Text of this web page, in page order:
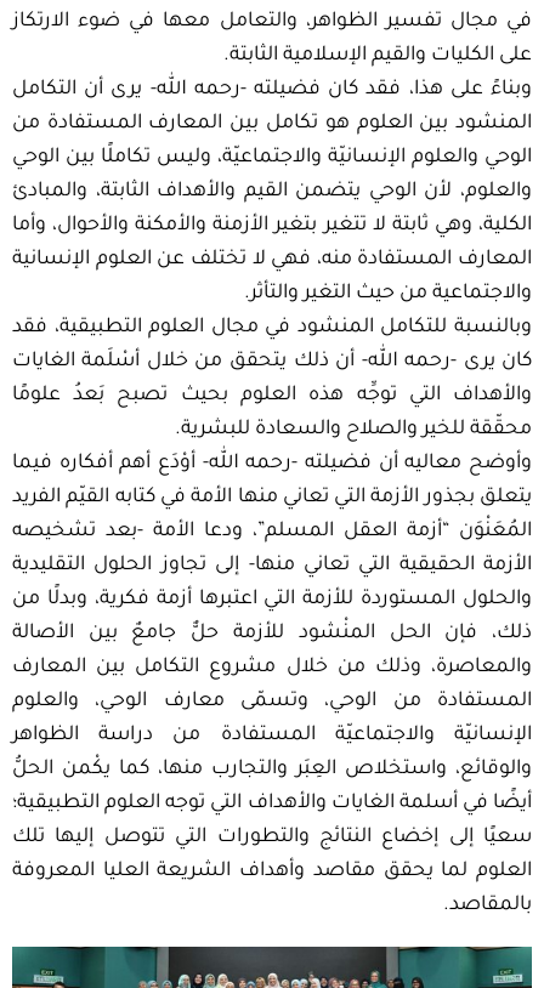
في مجال تفسير الظواهر، والتعامل معها في ضوء الارتكاز
على الكليات والقيم الإسلامية الثابتة.
وبناءً على هذا، فقد كان فضيلته -رحمه الله- يرى أن التكامل
المنشود بين العلوم هو تكامل بين المعارف المستفادة من
الوحي والعلوم الإنسانيّة والاجتماعيّة، وليس تكاملًا بين الوحي
والعلوم، لأن الوحي يتضمن القيم والأهداف الثابتة، والمبادئ
الكلية، وهي ثابتة لا تتغير بتغير الأزمنة والأمكنة والأحوال، وأما
المعارف المستفادة منه، فهي لا تختلف عن العلوم الإنسانية
والاجتماعية من حيث التغير والتأثر.
وبالنسبة للتكامل المنشود في مجال العلوم التطبيقية، فقد
كان يرى -رحمه الله- أن ذلك يتحقق من خلال أسْلَمة الغايات
والأهداف التي توجِّه هذه العلوم بحيث تصبح بَعدُ علومًا
محقّقة للخير والصلاح والسعادة للبشرية.
وأوضح معاليه أن فضيلته -رحمه الله- أوْدَع أهم أفكاره فيما
يتعلق بجذور الأزمة التي تعاني منها الأمة في كتابه القيّم الفريد
المُعَنْوَن “أزمة العقل المسلم”، ودعا الأمة -بعد تشخيصه
الأزمة الحقيقية التي تعاني منها- إلى تجاوز الحلول التقليدية
والحلول المستوردة للأزمة التي اعتبرها أزمة فكرية، وبدلًا من
ذلك، فإن الحل المنْشود للأزمة حلٌّ جامعٌ بين الأصالة
والمعاصرة، وذلك من خلال مشروع التكامل بين المعارف
المستفادة من الوحي، وتسمّى معارف الوحي، والعلوم
الإنسانيّة والاجتماعيّة المستفادة من دراسة الظواهر
والوقائع، واستخلاص العِبَر والتجارب منها، كما يكْمن الحلُّ
أيضًا في أسلمة الغايات والأهداف التي توجه العلوم التطبيقية؛
سعيًا إلى إخضاع النتائج والتطورات التي تتوصل إليها تلك
العلوم لما يحقق مقاصد وأهداف الشريعة العليا المعروفة
بالمقاصد.